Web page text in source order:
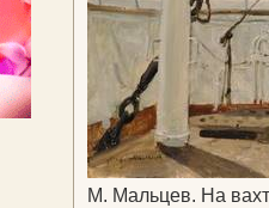
М. Мальцев. На